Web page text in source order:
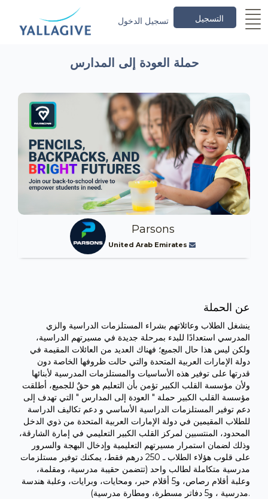
التسجيل تسجيل الدخول
حملة العودة إلى المدارس
Parsons
United Arab Emirates
عن الحملة
ينشغل الطلاب وعائلاتهم بشراء المستلزمات الدراسية والزي
المدرسي استعدادًا للبدء بمرحلة جديدة في مسيرتهم الدراسية،
ولكن ليس هذا حال الجميع؛ فهناك العديد من العائلات المقيمة في
دولة الإمارات العربية المتحدة والتي حالت ظروفها الخاصة دون
قدرتها على توفير هذه الأساسيات والمستلزمات المدرسية لأبنائها
ولأن مؤسسة القلب الكبير تؤمن بأن التعليم هو حقٌ للجميع، أطلقت
مؤسسة القلب الكبير حملة " العودة إلى المدارس " التي تهدف إلى
دعم توفير المستلزمات الدراسية الأساسي و دعم تكاليف الدراسة
للطلاب المقيمين في دولة الإمارات العربية المتحدة من ذوي الدخل
المحدود، المنتسبين لمركز القلب الكبير التعليمي في إمارة الشارقة،
وذلك لضمان استمرار مسيرتهم التعليمية وإدخال البهجة والسرور
على قلوب هؤلاء الطلاب ـ 250 درهم فقط، يمكنك توفير مستلزمات
مدرسية متكاملة لطالب واحد (تتضمن حقيبة مدرسية، ومقلمة،
وعلبة أقلام رصاص، و5 أقلام حبر، ومحايات، وبرايات، وعلبة هندسة
مدرسية ، و5 دفاتر مسطرة، ومطارة مدرسية).